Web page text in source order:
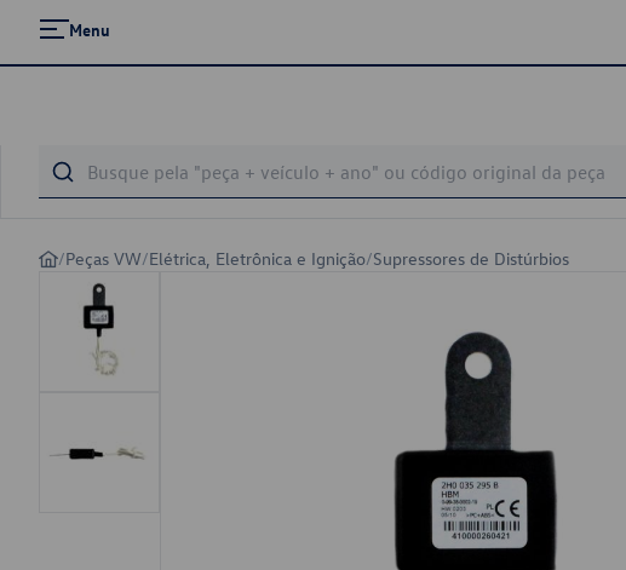
Menu
/Peças VW/Elétrica, Eletrônica e Ignição/Supressores de Distúrbios